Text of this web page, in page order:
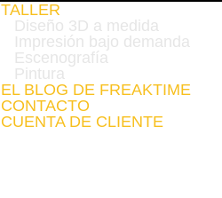
TALLER
Diseño 3D a medida
Impresión bajo demanda
Escenografía
Pintura
EL BLOG DE FREAKTIME
CONTACTO
CUENTA DE CLIENTE